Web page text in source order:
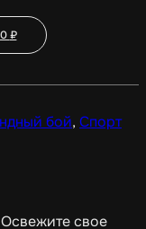
₽
бой, Спорт
свое